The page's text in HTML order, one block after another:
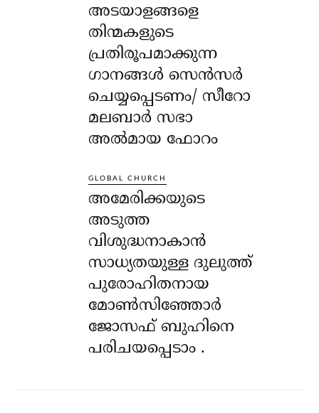
അടയാളങ്ങളെ
തിന്മകളുടെ
പ്രതിരൂപമാക്കുന്ന
ഗാനങ്ങൾ സെൻസർ
ചെയ്യപ്പെടണം/ സീറോ
മലബാർ സഭാ
അൽമായ ഫോറം
GLOBAL CHURCH
അമേരിക്കയുടെ
അടുത്ത
വിശുദ്ധനാകാൻ
സാധ്യതയുള്ള ദുലുത്ത്
പുരോഹിതനായ
മോൺസിഞ്ഞോർ
ജോസഫ് ബുഹിനെ
പരിചയപ്പെടാം .